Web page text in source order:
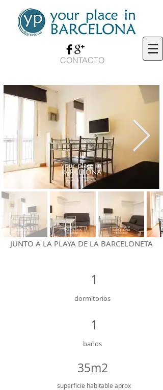
CONTACTO
JUNTO A LA PLAYA DE LA BARCELONETA
1
dormitorios
1
baños
35m2
superficie habitable aprox